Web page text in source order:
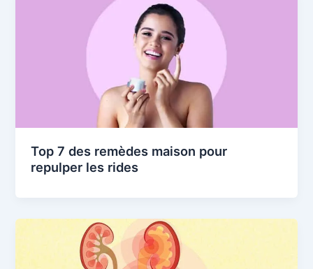
Top 7 des remèdes maison pour
repulper les rides